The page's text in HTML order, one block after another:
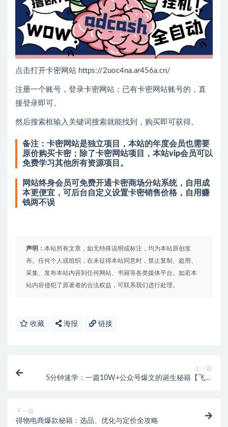
点击打开卡密网站 https://2uoc4na.ar456a.cn/
注册一个账号，登录卡密网站；已有卡密网站账号的，直
接登录即可。
然后搜索框输入关键词搜索就能找到，购买即可获得。
备注：卡密网站是独立项目，本站的年度会员也需要
原价购买卡密；除了卡密网站项目，本站vip会员可以
免费学习其他所有资源项目。
网站终身会员可免费开通卡密商场分站系统，自用成
本更便宜，可后台自定义设置卡密销售价格，自用赚
钱两不误
声明： 本站所有文章，如无特殊说明或标注，均为本站原创发
布。任何个人或组织，在未征得本站同意时，禁止复制、盗用、
采集、发布本站内容到任何网站、书籍等各类媒体平台。如若本
站内容侵犯了原著者的合法权益，可联系我们进行处理。
收藏 海报 链接
上一篇
5分钟速学：一篇10W+公众号爆文的诞生秘籍【飞书
下一篇
得物电商爆款秘籍：选品、优化与定价全攻略